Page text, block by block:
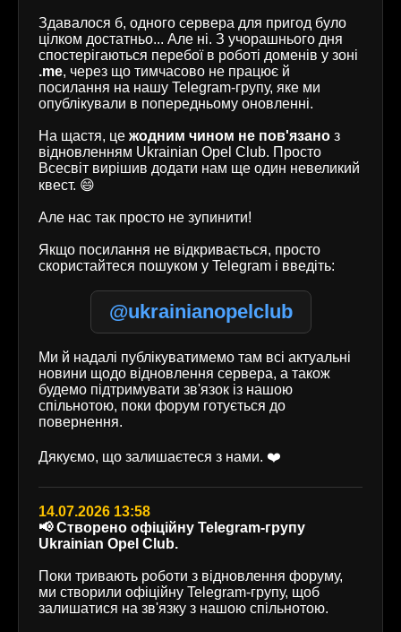
Здавалося б, одного сервера для пригод було
цілком достатньо... Але ні. З учорашнього дня
спостерігаються перебої в роботі доменів у зоні
.me, через що тимчасово не працює й
посилання на нашу Telegram-групу, яке ми
опублікували в попередньому оновленні.
На щастя, це жодним чином не пов'язано з
відновленням Ukrainian Opel Club. Просто
Всесвіт вирішив додати нам ще один невеликий
квест. 😄
Але нас так просто не зупинити!
Якщо посилання не відкривається, просто
скористайтеся пошуком у Telegram і введіть:
@ukrainianopelclub
Ми й надалі публікуватимемо там всі актуальні
новини щодо відновлення сервера, а також
будемо підтримувати зв'язок із нашою
спільнотою, поки форум готується до
повернення.
Дякуємо, що залишаєтеся з нами. ❤️
14.07.2026 13:58
📢 Створено офіційну Telegram-групу
Ukrainian Opel Club.
Поки тривають роботи з відновлення форуму,
ми створили офіційну Telegram-групу, щоб
залишатися на зв'язку з нашою спільнотою.